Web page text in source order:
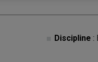
Discipline :